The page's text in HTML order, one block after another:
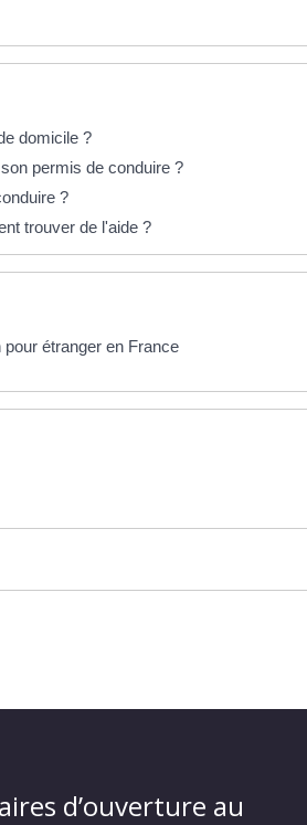
domicile ?
permis de conduire ?
?
trouver de l'aide ?
étranger en France
d’ouverture au